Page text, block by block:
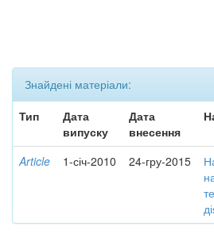
Знайдені матеріали:
Тип
Дата
випуску
Дата
внесення
Article 1-січ-2010 24-гру-2015